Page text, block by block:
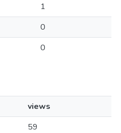
1
0
0
views
59